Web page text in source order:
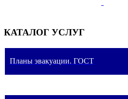
КАТАЛОГ УСЛУГ
Планы эвакуации. ГОСТ